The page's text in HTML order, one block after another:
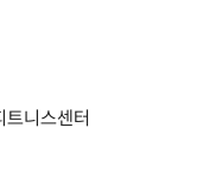
트니스센터